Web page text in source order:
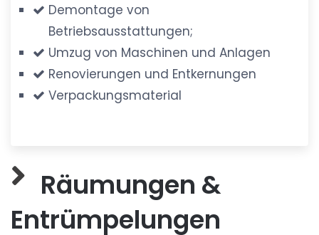
Demontage von
Betriebsausstattungen;
Umzug von Maschinen und Anlagen
Renovierungen und Entkernungen
Verpackungsmaterial
Räumungen &
Entrümpelungen